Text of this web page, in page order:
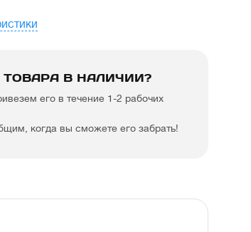
ТОВАРА В НАЛИЧИИ?
его в течение 1-2 рабочих
когда вы сможете его забрать!